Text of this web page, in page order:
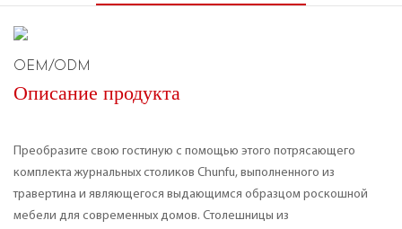
OEM/ODM
Описание продукта
Преобразите свою гостиную с помощью этого потрясающего
комплекта журнальных столиков Chunfu, выполненного из
травертина и являющегося выдающимся образцом роскошной
мебели для современных домов. Столешницы из